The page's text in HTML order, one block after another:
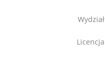
Wydział
Licencja